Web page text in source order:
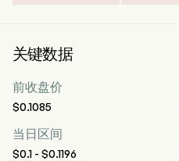
关键数据
前收盘价
$0.1085
当日区间
$0.1 - $0.1196